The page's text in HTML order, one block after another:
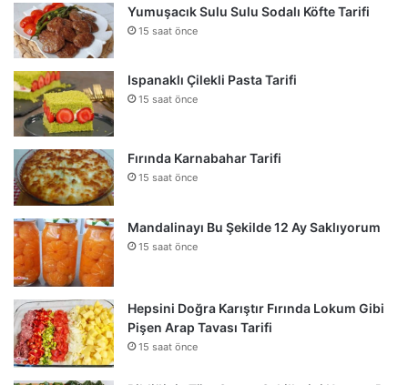
Yumuşacık Sulu Sulu Sodalı Köfte Tarifi
15 saat önce
Ispanaklı Çilekli Pasta Tarifi
15 saat önce
Fırında Karnabahar Tarifi
15 saat önce
Mandalinayı Bu Şekilde 12 Ay Saklıyorum
15 saat önce
Hepsini Doğra Karıştır Fırında Lokum Gibi
Pişen Arap Tavası Tarifi
15 saat önce